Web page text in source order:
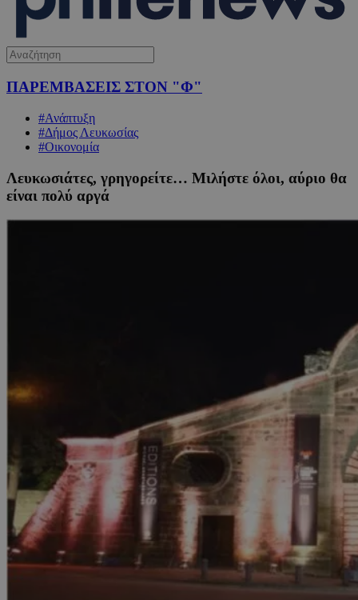
ΠΑΡΕΜΒΑΣΕΙΣ ΣΤΟΝ "Φ"
#Ανάπτυξη
#Δήμος Λευκωσίας
#Οικονομία
Λευκωσιάτες, γρηγορείτε… Μιλήστε όλοι, αύριο θα
είναι πολύ αργά